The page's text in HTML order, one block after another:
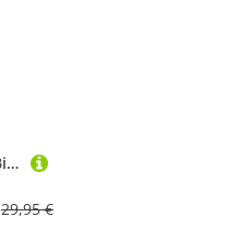
Stoic - Women's DalslandSt. Bike Baselayer - Kunstfaserunterwäsche Gr XL schwarz
29,95 €